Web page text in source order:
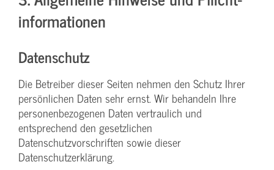
informationen
Datenschutz
Die Betreiber dieser Seiten nehmen den Schutz Ihrer
persönlichen Daten sehr ernst. Wir behandeln Ihre
personenbezogenen Daten vertraulich und
entsprechend den gesetzlichen
Datenschutzvorschriften sowie dieser
Datenschutzerklärung.